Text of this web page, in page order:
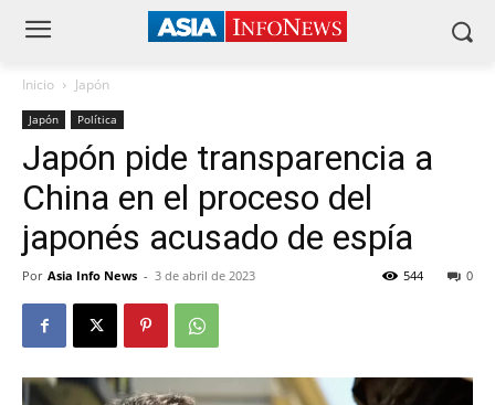
Inicio Japón
Japón Política
Japón pide transparencia a
China en el proceso del
japonés acusado de espía
Por Asia Info News - 3 de abril de 2023 0
544